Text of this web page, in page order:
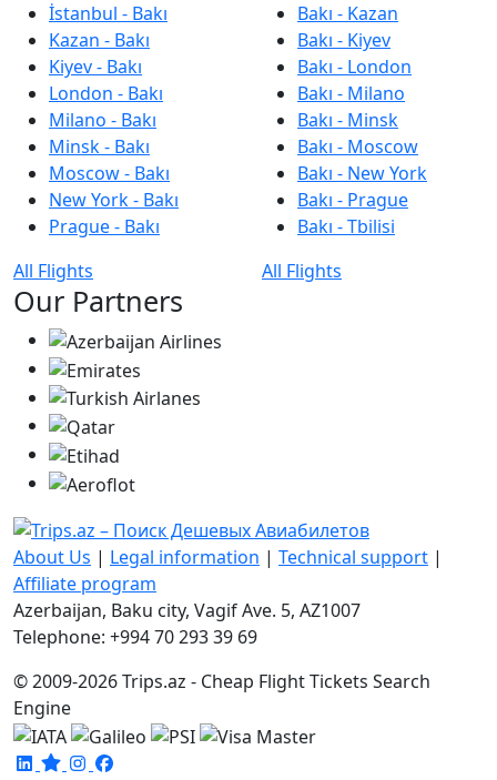
İstanbul - Bakı
Kazan - Bakı
Kiyev - Bakı
London - Bakı
Milano - Bakı
Minsk - Bakı
Moscow - Bakı
New York - Bakı
Prague - Bakı
All Flights
Bakı - Kazan
Bakı - Kiyev
Bakı - London
Bakı - Milano
Bakı - Minsk
Bakı - Moscow
Bakı - New York
Bakı - Prague
Bakı - Tbilisi
All Flights
Our Partners
About Us | Legal information | Technical support |
Affiliate program
Azerbaijan, Baku city, Vagif Ave. 5, AZ1007
Telephone: +994 70 293 39 69
© 2009-2026 Trips.az - Cheap Flight Tickets Search
Engine